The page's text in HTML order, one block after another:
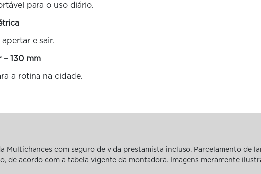
para o uso diário.
e sair.
– 130 mm
a rotina na cidade.
com seguro de vida prestamista incluso. Parcelamento de
de acordo com a tabela vigente da montadora. Imagens meramente